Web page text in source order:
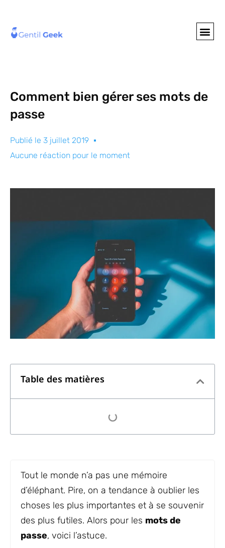
Comment bien gérer ses mots de
passe
Publié le 3 juillet 2019
Aucune réaction pour le moment
Table des matières
Tout le monde n’a pas une mémoire
d’éléphant. Pire, on a tendance à oublier les
choses les plus importantes et à se souvenir
des plus futiles. Alors pour les mots de
passe, voici l’astuce.